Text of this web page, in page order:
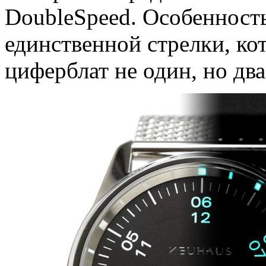
DoubleSpeed.
единственной стрелки,
циферблат не один, но